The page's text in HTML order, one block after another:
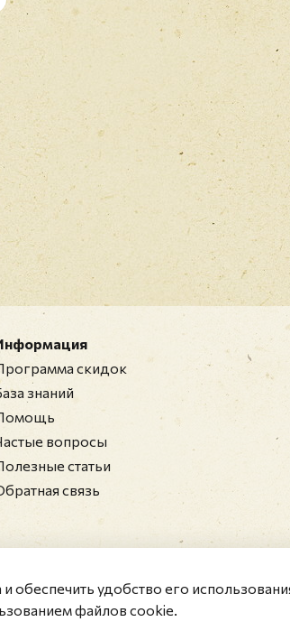
скидок
знаний
вопросы
статьи
связь
обеспечить удобство его
файлов cookie.